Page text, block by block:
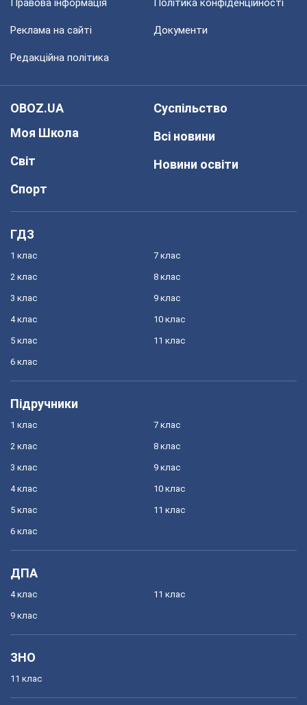
Правова інформація Політика конфіденційності
Реклама на сайті Документи
Редакційна політика
OBOZ.UA
Моя Школа
Світ
Спорт
Суспільство
Всі новини
Новини освіти
ГДЗ
1 клас
2 клас
3 клас
4 клас
5 клас
6 клас
7 клас
8 клас
9 клас
10 клас
11 клас
Підручники
1 клас
2 клас
3 клас
4 клас
5 клас
6 клас
7 клас
8 клас
9 клас
10 клас
11 клас
ДПА
4 клас
9 клас
11 клас
ЗНО
11 клас